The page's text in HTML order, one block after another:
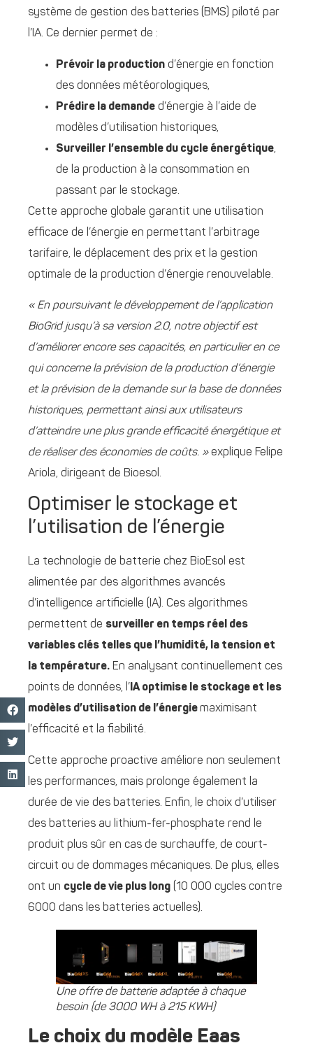
système de gestion des batteries (BMS) piloté par
l’IA. Ce dernier permet de :
Prévoir la production d’énergie en fonction
des données météorologiques,
Prédire la demande d’énergie à l’aide de
modèles d’utilisation historiques,
Surveiller l’ensemble du cycle énergétique,
de la production à la consommation en
passant par le stockage.
Cette approche globale garantit une utilisation
efficace de l’énergie en permettant l’arbitrage
tarifaire, le déplacement des prix et la gestion
optimale de la production d’énergie renouvelable.
« En poursuivant le développement de l’application
BioGrid jusqu’à sa version 2.0, notre objectif est
d’améliorer encore ses capacités, en particulier en ce
qui concerne la prévision de la production d’énergie
et la prévision de la demande sur la base de données
historiques, permettant ainsi aux utilisateurs
d’atteindre une plus grande efficacité énergétique et
de réaliser des économies de coûts. »explique Felipe
Ariola, dirigeant de Bioesol.
Optimiser le stockage et
l’utilisation de l’énergie
La technologie de batterie chez BioEsol est
alimentée par des algorithmes avancés
d’intelligence artificielle (IA). Ces algorithmes
permettent de surveiller en temps réel des
variables clés telles que l’humidité, la tension et
la température. En analysant continuellement ces
points de données, l’IAoptimise le stockage et les
modèles d’utilisation de l’énergiemaximisant
l’efficacité et la fiabilité.
Cette approche proactive améliore non seulement
les performances, mais prolonge également la
durée de vie des batteries. Enfin, le choix d’utiliser
des batteries au lithium-fer-phosphate rend le
produit plus sûr en cas de surchauffe, de court-
circuit ou de dommages mécaniques. De plus, elles
ont un cycle de vie plus long (10 000 cycles contre
6000 dans les batteries actuelles).
Une offre de batterie adaptée à chaque
besoin (de 3000 WH à 215 KWH)
Le choix du modèle Eaas